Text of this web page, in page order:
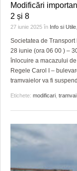
Modificări
2 și 8
27 iunie 2025 în Info si Utile
Societatea de
28 iunie (ora 06 00 ) –
înlocuire a macazului
Regele Carol I –
tramvaielor va fi
Etichete: modificari tramvai